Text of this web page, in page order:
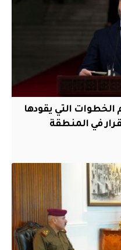
الخطوات التي يقودها
في المنطقة